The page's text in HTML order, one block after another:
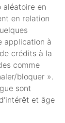
aléatoire en
en relation
application à
crédits à la
comme
bloquer ».
sont
et âge